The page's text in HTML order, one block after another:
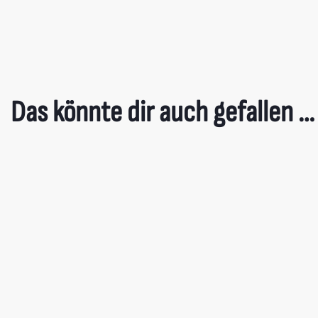
Das könnte dir auch gefallen …